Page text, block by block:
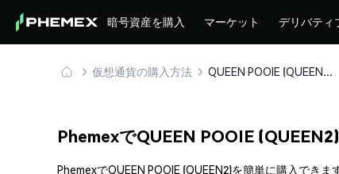
暗号資産を購入 マーケット デリバティ
仮想通貨の購入方法 QUEEN POOIE (QUEEN2) を安全に購入・保管
PhemexでQUEEN POOIE
PhemexでQUEEN POOIE (QUEEN2)を簡単に購入でき